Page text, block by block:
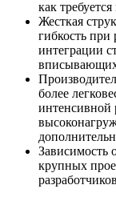
как
Жесткая
гибкость при
интеграции
более
интенсивной
Зависимость
крупных